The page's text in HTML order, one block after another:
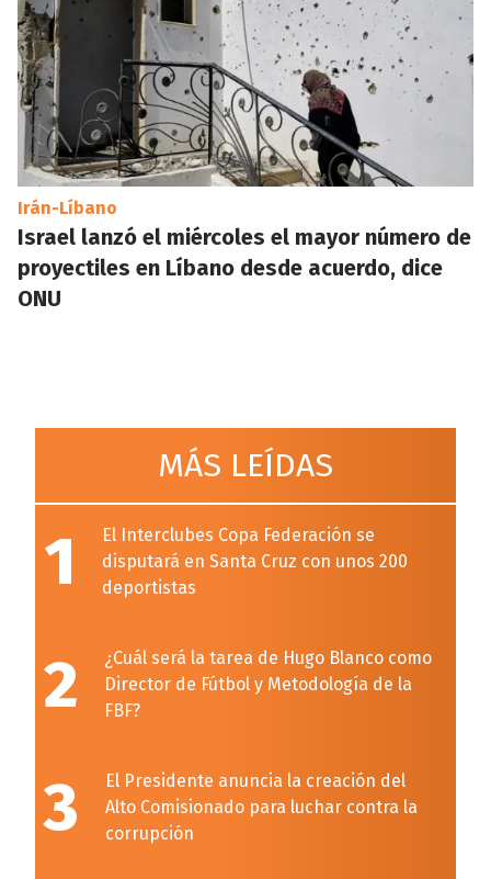
Irán-Líbano
Israel lanzó el miércoles el mayor número de
proyectiles en Líbano desde acuerdo, dice
ONU
MÁS LEÍDAS
1
El Interclubes Copa Federación se
disputará en Santa Cruz con unos 200
deportistas
2
¿Cuál será la tarea de Hugo Blanco como
Director de Fútbol y Metodología de la
FBF?
3
El Presidente anuncia la creación del
Alto Comisionado para luchar contra la
corrupción